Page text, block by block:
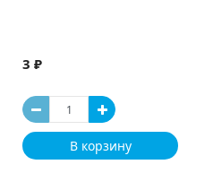
3 ₽
В корзину